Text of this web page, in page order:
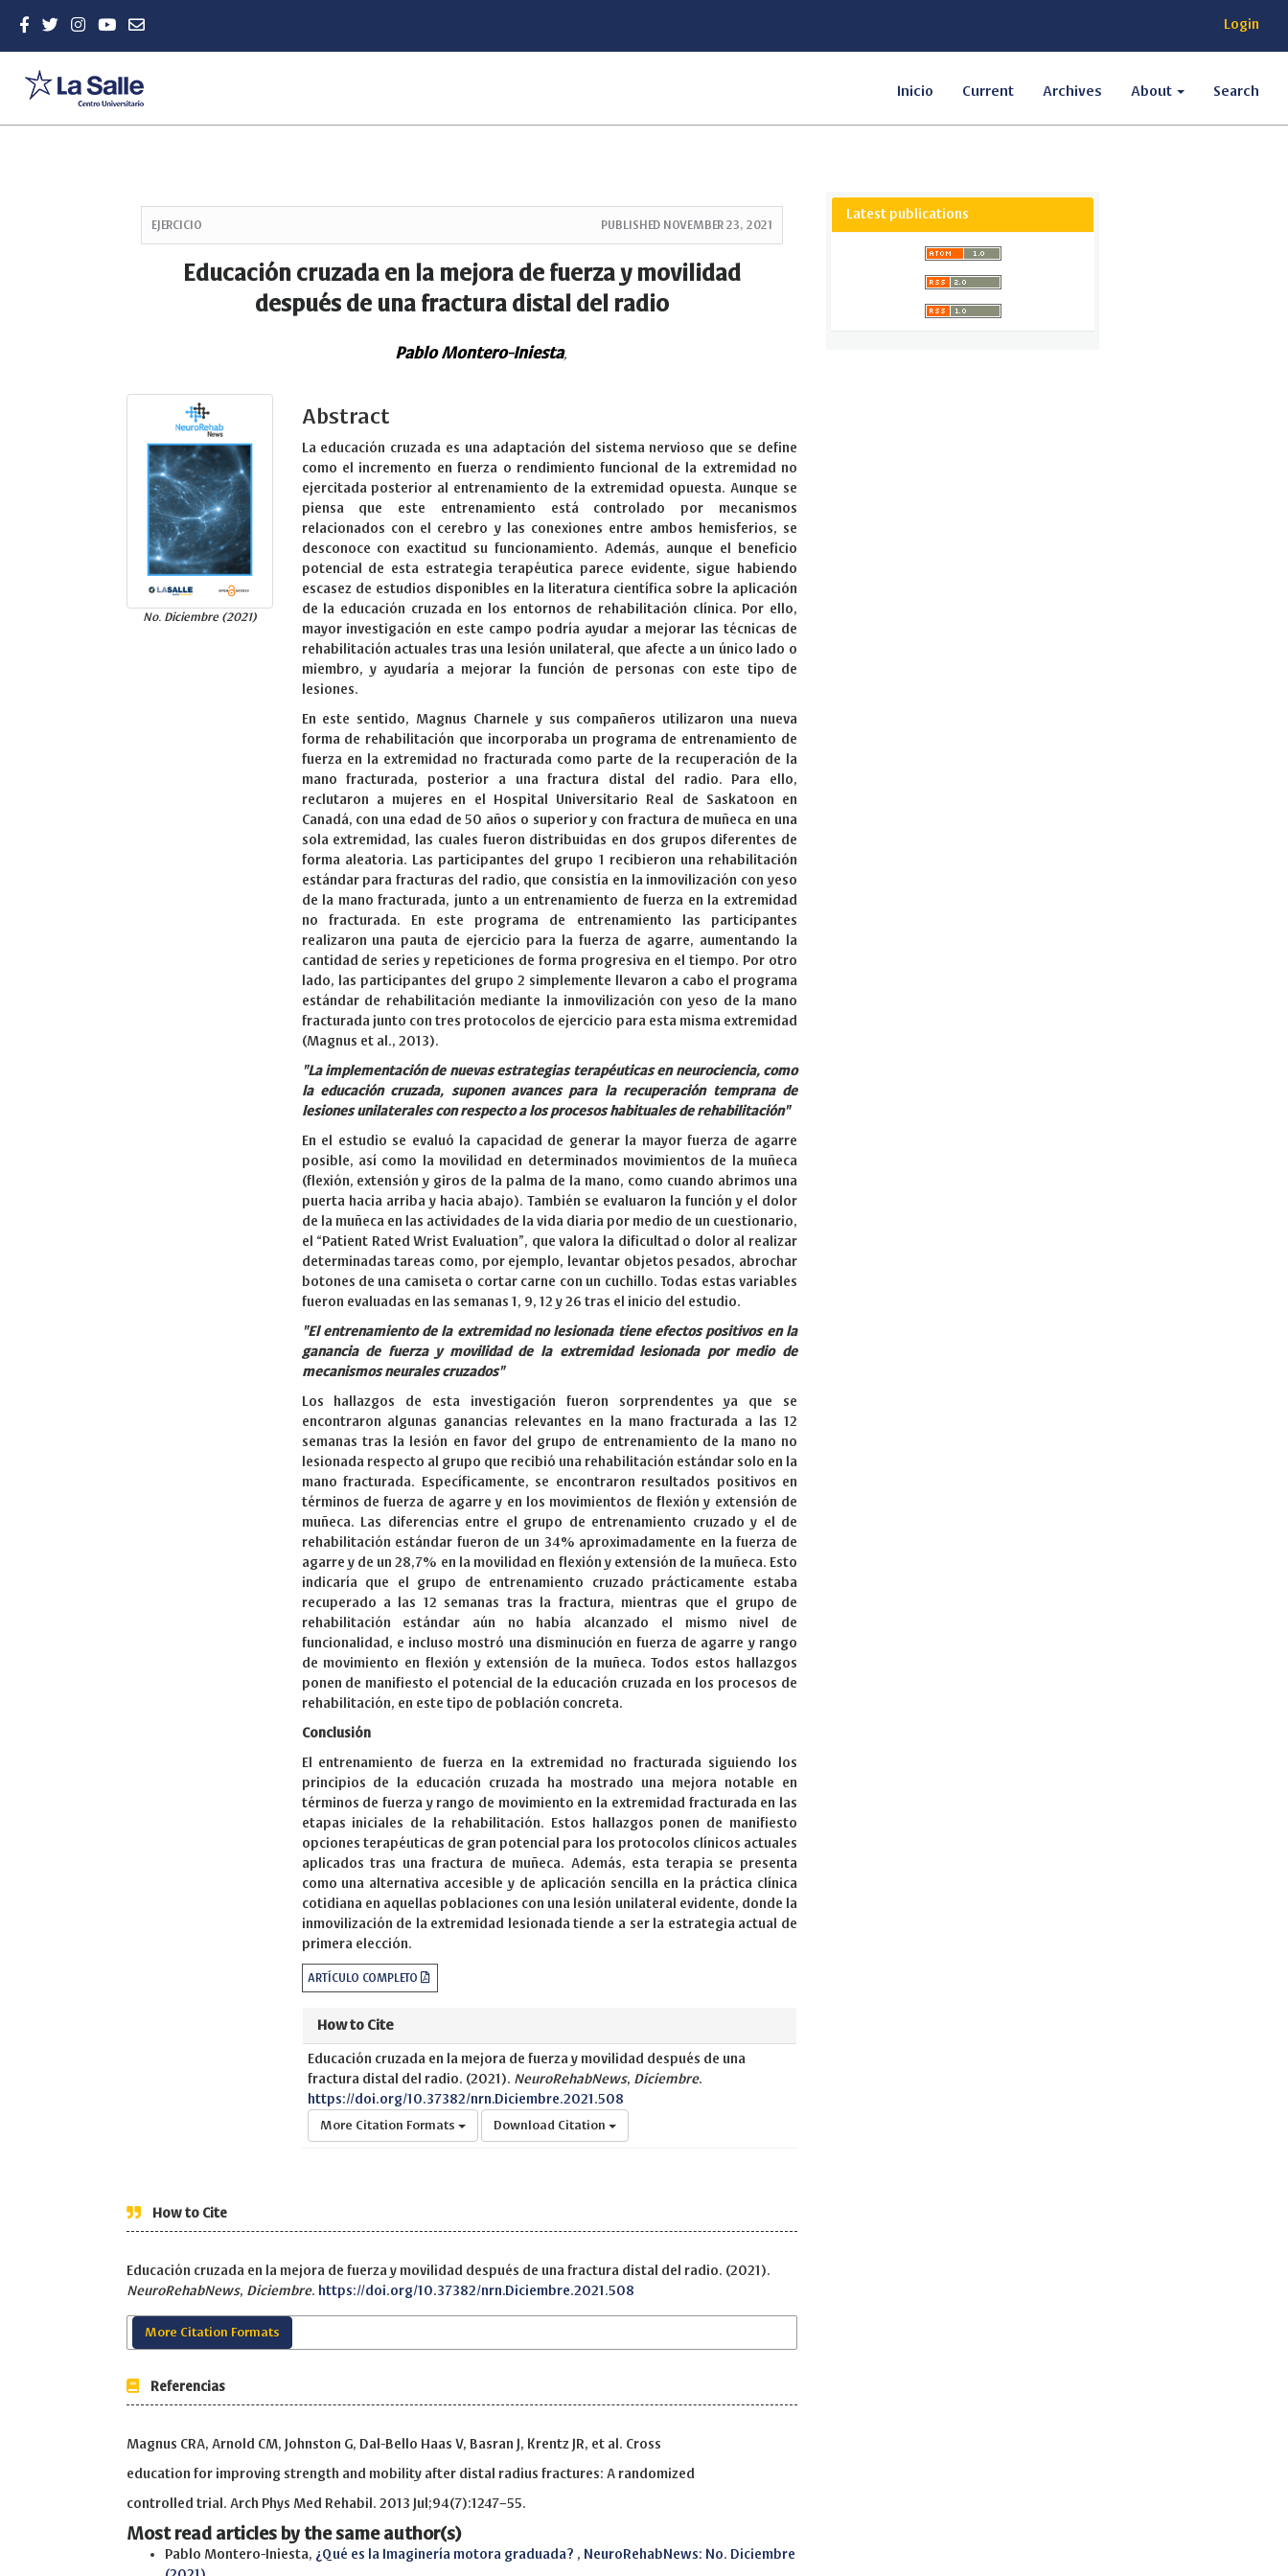
Login
Inicio Current Archives About Search
EJERCICIO PUBLISHED NOVEMBER 23, 2021
Educación cruzada en la mejora de fuerza y movilidad
después de una fractura distal del radio
Pablo Montero-Iniesta,
No. Diciembre (2021)
Abstract
La educación cruzada es una adaptación del sistema nervioso que se define
como el incremento en fuerza o rendimiento funcional de la extremidad no
ejercitada posterior al entrenamiento de la extremidad opuesta. Aunque se
piensa que este entrenamiento está controlado por mecanismos
relacionados con el cerebro y las conexiones entre ambos hemisferios, se
desconoce con exactitud su funcionamiento. Además, aunque el beneficio
potencial de esta estrategia terapéutica parece evidente, sigue habiendo
escasez de estudios disponibles en la literatura científica sobre la aplicación
de la educación cruzada en los entornos de rehabilitación clínica. Por ello,
mayor investigación en este campo podría ayudar a mejorar las técnicas de
rehabilitación actuales tras una lesión unilateral, que afecte a un único lado o
miembro, y ayudaría a mejorar la función de personas con este tipo de
lesiones.
En este sentido, Magnus Charnele y sus compañeros utilizaron una nueva
forma de rehabilitación que incorporaba un programa de entrenamiento de
fuerza en la extremidad no fracturada como parte de la recuperación de la
mano fracturada, posterior a una fractura distal del radio. Para ello,
reclutaron a mujeres en el Hospital Universitario Real de Saskatoon en
Canadá, con una edad de 50 años o superior y con fractura de muñeca en una
sola extremidad, las cuales fueron distribuidas en dos grupos diferentes de
forma aleatoria. Las participantes del grupo 1 recibieron una rehabilitación
estándar para fracturas del radio, que consistía en la inmovilización con yeso
de la mano fracturada, junto a un entrenamiento de fuerza en la extremidad
no fracturada. En este programa de entrenamiento las participantes
realizaron una pauta de ejercicio para la fuerza de agarre, aumentando la
cantidad de series y repeticiones de forma progresiva en el tiempo. Por otro
lado, las participantes del grupo 2 simplemente llevaron a cabo el programa
estándar de rehabilitación mediante la inmovilización con yeso de la mano
fracturada junto con tres protocolos de ejercicio para esta misma extremidad
(Magnus et al., 2013).
"La implementación de nuevas estrategias terapéuticas en neurociencia, como
la educación cruzada, suponen avances para la recuperación temprana de
lesiones unilaterales con respecto a los procesos habituales de rehabilitación"
En el estudio se evaluó la capacidad de generar la mayor fuerza de agarre
posible, así como la movilidad en determinados movimientos de la muñeca
(flexión, extensión y giros de la palma de la mano, como cuando abrimos una
puerta hacia arriba y hacia abajo). También se evaluaron la función y el dolor
de la muñeca en las actividades de la vida diaria por medio de un cuestionario,
el “Patient Rated Wrist Evaluation”, que valora la dificultad o dolor al realizar
determinadas tareas como, por ejemplo, levantar objetos pesados, abrochar
botones de una camiseta o cortar carne con un cuchillo. Todas estas variables
fueron evaluadas en las semanas 1, 9, 12 y 26 tras el inicio del estudio.
"El entrenamiento de la extremidad no lesionada tiene efectos positivos en la
ganancia de fuerza y movilidad de la extremidad lesionada por medio de
mecanismos neurales cruzados"
Los hallazgos de esta investigación fueron sorprendentes ya que se
encontraron algunas ganancias relevantes en la mano fracturada a las 12
semanas tras la lesión en favor del grupo de entrenamiento de la mano no
lesionada respecto al grupo que recibió una rehabilitación estándar solo en la
mano fracturada. Específicamente, se encontraron resultados positivos en
términos de fuerza de agarre y en los movimientos de flexión y extensión de
muñeca. Las diferencias entre el grupo de entrenamiento cruzado y el de
rehabilitación estándar fueron de un 34% aproximadamente en la fuerza de
agarre y de un 28,7% en la movilidad en flexión y extensión de la muñeca. Esto
indicaría que el grupo de entrenamiento cruzado prácticamente estaba
recuperado a las 12 semanas tras la fractura, mientras que el grupo de
rehabilitación estándar aún no había alcanzado el mismo nivel de
funcionalidad, e incluso mostró una disminución en fuerza de agarre y rango
de movimiento en flexión y extensión de la muñeca. Todos estos hallazgos
ponen de manifiesto el potencial de la educación cruzada en los procesos de
rehabilitación, en este tipo de población concreta.
Conclusión
El entrenamiento de fuerza en la extremidad no fracturada siguiendo los
principios de la educación cruzada ha mostrado una mejora notable en
términos de fuerza y rango de movimiento en la extremidad fracturada en las
etapas iniciales de la rehabilitación. Estos hallazgos ponen de manifiesto
opciones terapéuticas de gran potencial para los protocolos clínicos actuales
aplicados tras una fractura de muñeca. Además, esta terapia se presenta
como una alternativa accesible y de aplicación sencilla en la práctica clínica
cotidiana en aquellas poblaciones con una lesión unilateral evidente, donde la
inmovilización de la extremidad lesionada tiende a ser la estrategia actual de
primera elección.
ARTÍCULO COMPLETO
How to Cite
Educación cruzada en la mejora de fuerza y movilidad después de una
fractura distal del radio. (2021). NeuroRehabNews, Diciembre.
https://doi.org/10.37382/nrn.Diciembre.2021.508
More Citation Formats Download Citation
How to Cite
Educación cruzada en la mejora de fuerza y movilidad después de una fractura distal del radio. (2021).
NeuroRehabNews, Diciembre. https://doi.org/10.37382/nrn.Diciembre.2021.508
More Citation Formats
Referencias
Magnus CRA, Arnold CM, Johnston G, Dal-Bello Haas V, Basran J, Krentz JR, et al. Cross
education for improving strength and mobility after distal radius fractures: A randomized
controlled trial. Arch Phys Med Rehabil. 2013 Jul;94(7):1247–55.
Most read articles by the same author(s)
Pablo Montero-Iniesta, ¿Qué es la Imaginería motora graduada? , NeuroRehabNews: No. Diciembre
Latest publications